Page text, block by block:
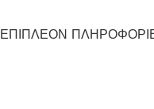
ΕΠΙΠΛΈΟΝ